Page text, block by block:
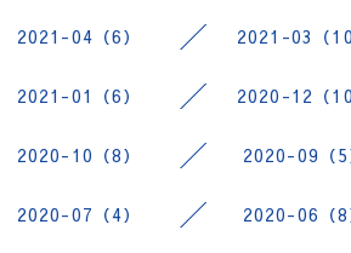
2021-04（6） 2021-03（10
2021-01（6） 2020-12（10
2020-10（8） 2020-09（5
2020-07（4） 2020-06（8